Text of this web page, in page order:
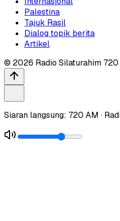
Palestina
Tajuk Rasil
Dialog topik berita
Artikel
© 2026 Radio Silaturahim
Siaran langsung: 720 AM ·